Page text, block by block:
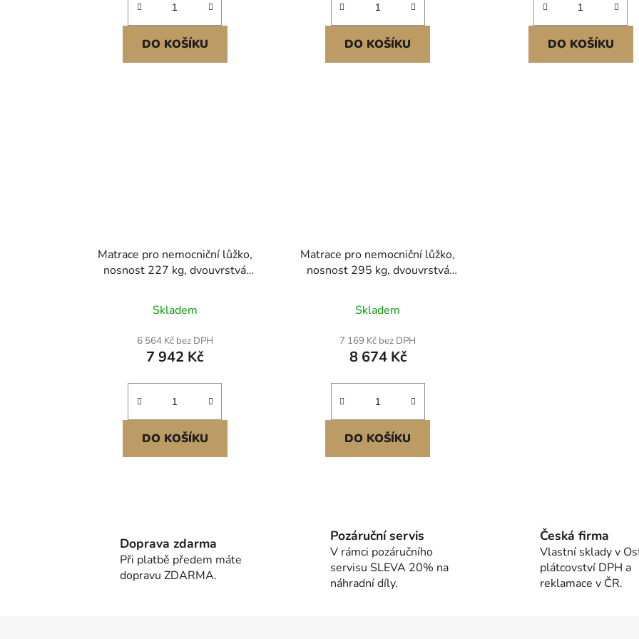
DO KOŠÍKU DO KOŠÍKU DO KOŠÍKU
Matrace pro nemocniční lůžko,
nosnost 227 kg, dvouvrstvá
rozložením tlaku pro dlouhodobou
péči, vodotěsná pro ošetření
proleženin v pečovatelských
domech a domácí péči, 914 x
2030 x 153 mm
Skladem
6 564 Kč bez DPH
7 942 Kč
DO KOŠÍKU
Matrace pro nemocniční lůžko,
nosnost 295 kg, dvouvrstvá
rozložením tlaku pro dlouhodobou
péči, vodotěsná pro ošetření
proleženin, pro domovy důchodců
a domácí péči, 1067 x 2030 x 153
mm
Skladem
7 169 Kč bez DPH
8 674 Kč
DO KOŠÍKU
Doprava zdarma
Při platbě předem máte
dopravu ZDARMA.
Pozáruční servis
V rámci pozáručního
servisu SLEVA 20% na
náhradní díly.
Česká firma
Vlastní sklady v
plátcovství DPH a
reklamace v ČR.